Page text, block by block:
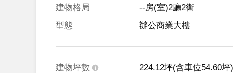
建物格局
--房(室)2廳2衛
型態
辦公商業大樓
建物坪數 224.12坪(含車位54.60坪)